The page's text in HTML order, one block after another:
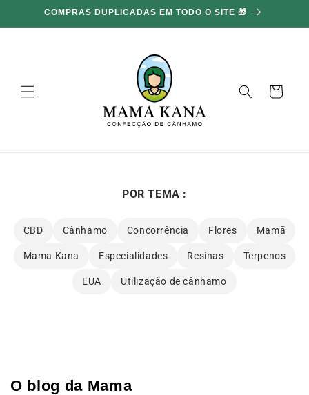
ir para o
conteúdo
100G GRÁTIS POR CADA 100€ GASTOS 🔥
Carrinho
POR TEMA :
CBD Cânhamo Concorrência Flores Mamã
Mama Kana Especialidades Resinas Terpenos
EUA Utilização de cânhamo
O blog da Mama